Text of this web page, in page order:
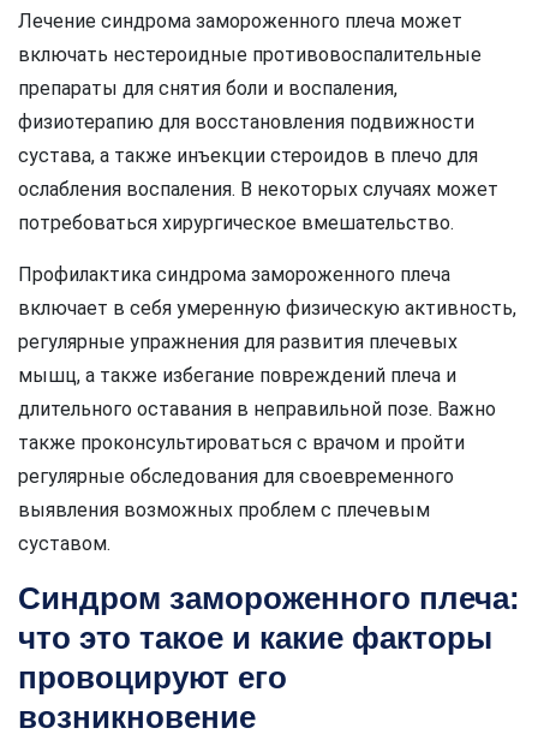
Лечение синдрома замороженного плеча может
включать нестероидные противовоспалительные
препараты для снятия боли и воспаления,
физиотерапию для восстановления подвижности
сустава, а также инъекции стероидов в плечо для
ослабления воспаления. В некоторых случаях может
потребоваться хирургическое вмешательство.
Профилактика синдрома замороженного плеча
включает в себя умеренную физическую активность,
регулярные упражнения для развития плечевых
мышц, а также избегание повреждений плеча и
длительного оставания в неправильной позе. Важно
также проконсультироваться с врачом и пройти
регулярные обследования для своевременного
выявления возможных проблем с плечевым
суставом.
Синдром замороженного плеча:
что это такое и какие факторы
провоцируют его
возникновение